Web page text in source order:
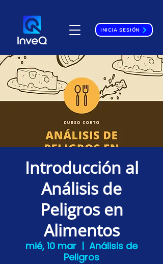
INICIA SESIÓN
Introducción al
Análisis de
Peligros en
Alimentos
mié, 10 mar
  |
Análisis de
Peligros